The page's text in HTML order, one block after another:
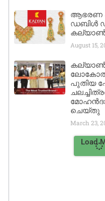
ആഭരണ
ഡബിൾ
August 15,
കല്യാൺ
പുതിയ
ചെയ്‌തു
March 23,
Load